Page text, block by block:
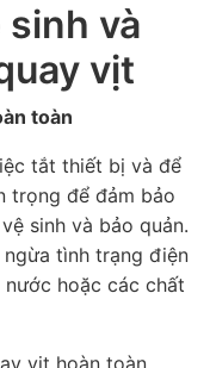
và
vịt
toàn
tắt thiết bị và để
trọng để đảm bảo
sinh và bảo quản.
tình trạng điện
hoặc các chất